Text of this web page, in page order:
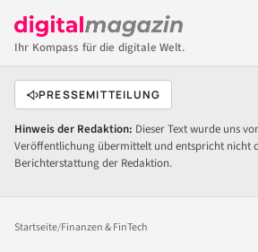
Ihr Kompass für die digitale Welt.
PRESSEMITTEILUNG
Hinweis der Redaktion: Dieser Text wurde uns
Veröffentlichung übermittelt und entspricht nicht
Berichterstattung der Redaktion.
Startseite/Finanzen & FinTech